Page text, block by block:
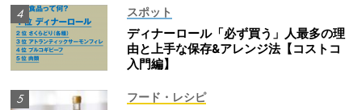
スポット
ディナーロール「必ず買う」人最多の理
由と上手な保存&アレンジ法【コストコ
入門編】
フード・レシピ